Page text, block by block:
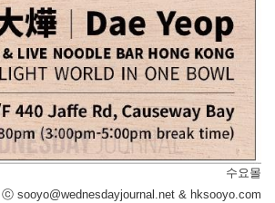
수요몰
sooyo@wednesdayjournal.net & hksooyo.com